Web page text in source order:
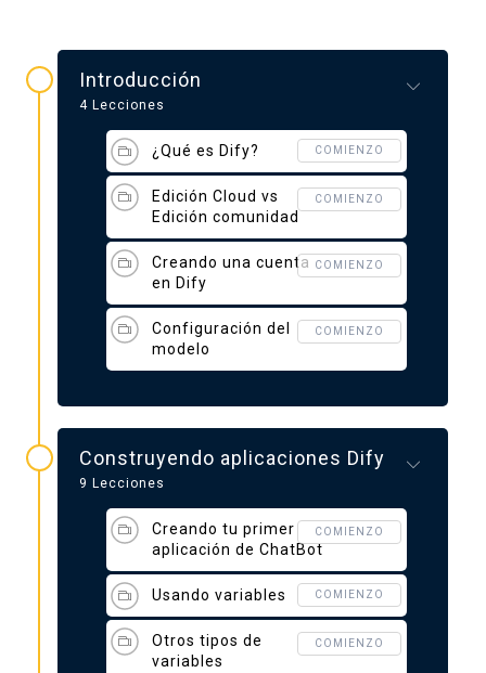
Introducción
4 Lecciones
¿Qué es Dify? COMIENZO
Edición Cloud vs
Edición comunidad
COMIENZO
Creando una cuenta
en Dify
COMIENZO
Configuración del
modelo
COMIENZO
Construyendo aplicaciones Dify
9 Lecciones
Creando tu primer
aplicación de ChatBot
COMIENZO
Usando variables COMIENZO
Otros tipos de
variables
COMIENZO